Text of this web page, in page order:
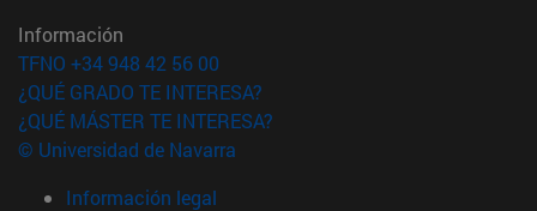
Información
TFNO +34 948 42 56 00
¿QUÉ GRADO TE INTERESA?
¿QUÉ MÁSTER TE INTERESA?
© Universidad de Navarra
Información legal